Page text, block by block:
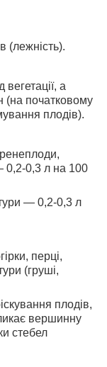
(лежність).
а
(на початковому
плодів).
0,2-0,3 л на 100
— 0,2-0,3 л
перці,
(груші,
плодів,
вершинну
стебел